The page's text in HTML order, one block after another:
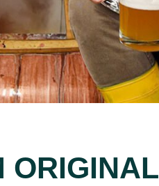
ORIGINAL